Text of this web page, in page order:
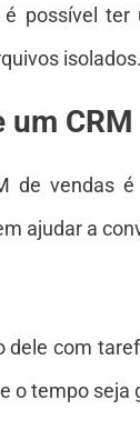
possível
isolados.
de vendas
ajudar a
com
o tempo